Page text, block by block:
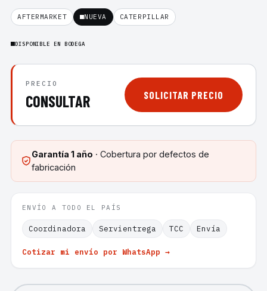
AFTERMARKET NUEVA CATERPILLAR
DISPONIBLE EN BODEGA
PRECIO
CONSULTAR SOLICITAR PRECIO
Garantía 1 año · Cobertura por defectos de
fabricación
ENVÍO A TODO EL PAÍS
Coordinadora Servientrega TCC Envía
Cotizar mi envío por WhatsApp →